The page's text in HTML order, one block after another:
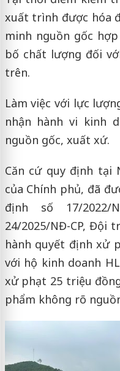
xuất trình được hóa
minh nguồn gốc
bố chất lượng đối
trên.
Làm việc với lực
nhận hành vi kinh
nguồn gốc, xuất xứ.
Căn cứ quy định tại
của Chính phủ, đã
định số 17/
24/2025/NĐ-CP, Đội
hành quyết định xử
với hộ kinh doanh
xử phạt 25 triệu
phẩm không rõ